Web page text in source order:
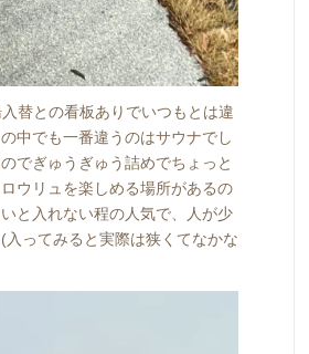
替との看板ありでいつもとは違
中でも一番違うのはサウナでし
でぎゅうぎゅう詰めでちょっと
ウリュを楽しめる場所があるの
と入れない程の人気で、人が少
ってみると実際は狭くてなかな